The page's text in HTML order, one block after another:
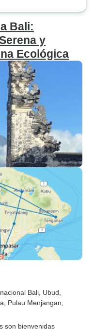
Bali:
y
Ecológica
Bali , Ubud
, Pulau Menjangan
son bienvenidas